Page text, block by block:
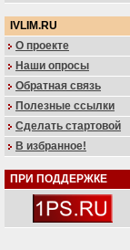
IVLIM.RU
О проекте
Наши опросы
Обратная связь
Полезные ссылки
Сделать стартовой
В избранное!
ПРИ ПОДДЕРЖКЕ